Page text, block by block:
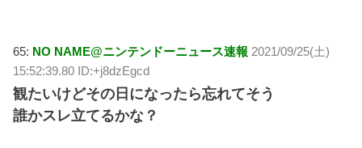
65: NO NAME@ニンテンドーニュース速報 2021/09/25(土)
15:52:39.80 ID:+j8dzEgcd
観たいけどその日になったら忘れてそう
誰かスレ立てるかな？